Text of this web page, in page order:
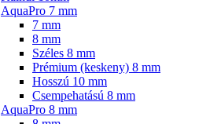
AquaPro 7 mm
7 mm
8 mm
Széles 8 mm
Prémium (keskeny) 8 mm
Hosszú 10 mm
Csempehatású 8 mm
AquaPro 8 mm